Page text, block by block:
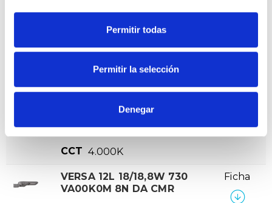
Permitir todas
Permitir la selección
Denegar
Flujo 1742
3.000K
VER +
VA00K0M 8N DA CMR
SKU XPRIL00000570046
Flujo 1.801
CCT 4.000K
VERSA 12L 18/18,8W 730
VA00K0M 8N DA CMR
Ficha